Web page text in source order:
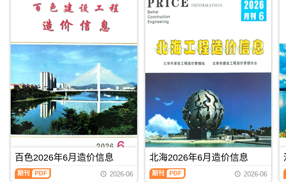
百色2026年6月造价信息
百
色
期刊 PDF 2026-06
北海2026年6月造价信息
北
海
期刊 PDF 2026-06